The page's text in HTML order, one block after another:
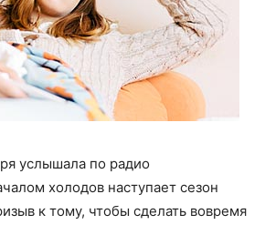
услышала по радио
холодов наступает сезон
к тому, чтобы сделать вовремя